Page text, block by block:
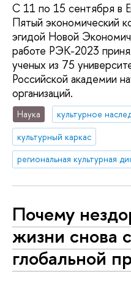
С 11 по 15 сентября в
Пятый экономический
эгидой Новой
работе РЭК-2023
ученых из 75
Российской академии
организаций.
Наука
культурное
культурный каркас
Почему
жизни снова
глобальной